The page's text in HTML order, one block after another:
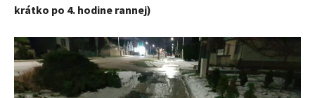
krátko po 4. hodine rannej)